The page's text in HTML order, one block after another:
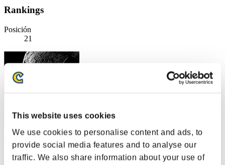
This website uses cookies
We use cookies to personalise content and ads, to
provide social media features and to analyse our
traffic. We also share information about your use of
Rankings
Posición
21
Josh2981
Puntos:102581